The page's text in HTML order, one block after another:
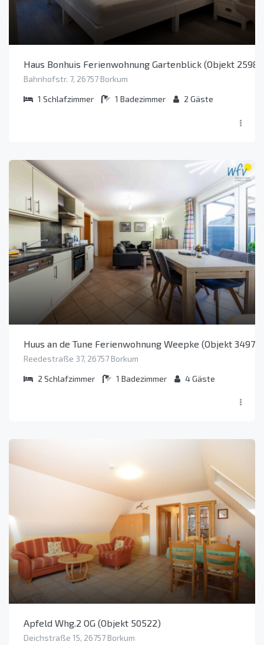
Haus Bonhuis Ferienwohnung Gartenblick (Objekt
Bahnhofstr. 7, 26757 Borkum
1 Schlafzimmer 1 Badezimmer 2 Gäste
Huus an de Tune Ferienwohnung Weepke (Objekt 34978)
Reedestraße 37, 26757 Borkum
2 Schlafzimmer 1 Badezimmer 4Gäste
Apfeld Whg.2 OG (Objekt 50522)
Deichstraße 15, 26757 Borkum